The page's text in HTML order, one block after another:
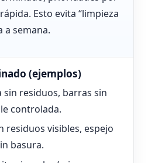
Esto evita “limpieza
a semana.
(ejemplos)
sin residuos, barras sin
controlada.
residuos visibles, espejo
basura.